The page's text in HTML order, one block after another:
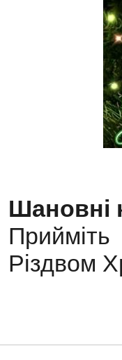
Шановні
Різдвом